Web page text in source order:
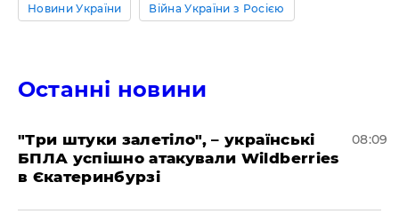
Новини України Війна України з Росією
Останні новини
"Три штуки залетіло", – українські
БПЛА успішно атакували Wildberries
в Єкатеринбурзі
08:09